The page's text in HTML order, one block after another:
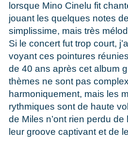
lorsque Mino Cinelu fit
jouant les quelques notes
simplissime, mais très
Si le concert fut trop court,
voyant ces pointures
de 40 ans après cet album
thèmes ne sont pas
harmoniquement, mais les
rythmiques sont de haute
de Miles n’ont rien perdu
leur groove captivant et de